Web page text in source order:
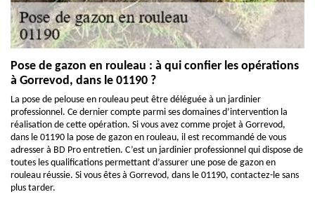
Pose de gazon en rouleau : à qui confier les opérations
à Gorrevod, dans le 01190 ?
La pose de pelouse en rouleau peut être déléguée à un jardinier
professionnel. Ce dernier compte parmi ses domaines d’intervention la
réalisation de cette opération. Si vous avez comme projet à Gorrevod,
dans le 01190 la pose de gazon en rouleau, il est recommandé de vous
adresser à BD Pro entretien. C’est un jardinier professionnel qui dispose de
toutes les qualifications permettant d’assurer une pose de gazon en
rouleau réussie. Si vous êtes à Gorrevod, dans le 01190, contactez-le sans
plus tarder.